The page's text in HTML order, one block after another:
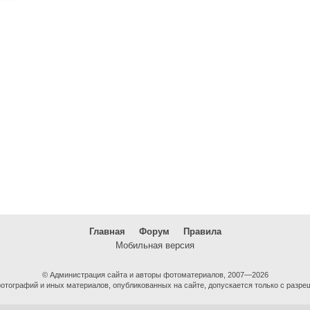
Главная Форум
Правила
Мобильная версия
© Администрация сайта и авторы фотоматериалов, 2007—2026
и иных материалов, опубликованных на сайте, допускается только с